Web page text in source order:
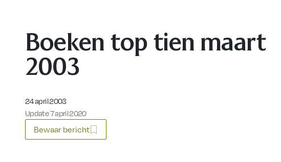
Boeken top tien maart
2003
Gepubliceerd op:
24 april 2003
Update 7 april 2020
Bewaar bericht